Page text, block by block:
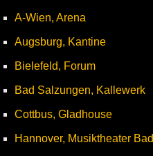
A-Wien, Arena
Augsburg, Kantine
Bielefeld, Forum
Bad Salzungen, Kallewerk
Cottbus, Gladhouse
Hannover, Musiktheater Bad